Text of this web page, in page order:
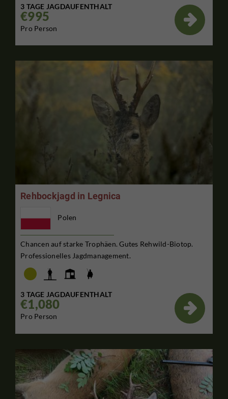
3 TAGE JAGDAUFENTHALT
€995
Pro Person

Rehbockjagd in Legnica
Polen
Chancen auf starke Trophäen. Gutes Rehwild-Biotop.
Professionelles Jagdmanagement.
3 TAGE JAGDAUFENTHALT
€1,080
Pro Person
